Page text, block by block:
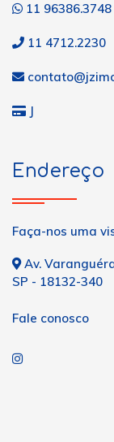
11 96386.3748
11 4712.2230
J
Endereço
Faça-nos uma
Av.
SP - 18132-340
Fale conosco